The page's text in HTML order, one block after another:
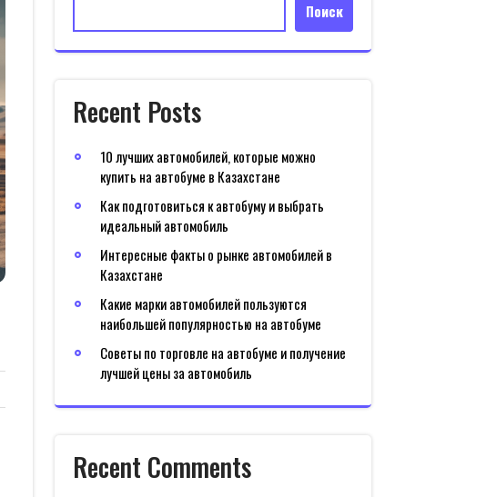
Поиск
Recent Posts
10 лучших автомобилей, которые можно
купить на автобуме в Казахстане
Как подготовиться к автобуму и выбрать
идеальный автомобиль
Интересные факты о рынке автомобилей в
Казахстане
Какие марки автомобилей пользуются
наибольшей популярностью на автобуме
Советы по торговле на автобуме и получение
лучшей цены за автомобиль
Recent Comments